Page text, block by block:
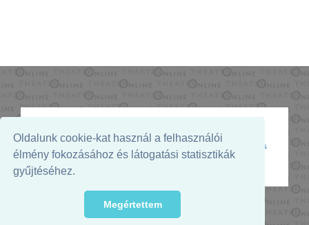
Oldalunk cookie-kat használ a felhasználói
élmény fokozásához és látogatási statisztikák
gyűjtéséhez.
Megértettem
Az oldal megjelenését támogatja:
© 2026. - THEATER Online -theater.hu